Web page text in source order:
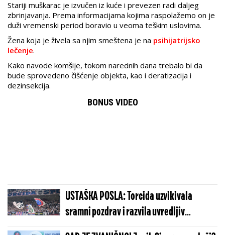
Stariji muškarac je izvučen iz kuće i prevezen radi daljeg
zbrinjavanja. Prema informacijama kojima raspolažemo on je
duži vremenski period boravio u veoma teškim uslovima.
Žena koja je živela sa njim smeštena je na psihijatrijsko
lečenje.
Kako navode komšije, tokom narednih dana trebalo bi da
bude sprovedeno čišćenje objekta, kao i deratizacija i
dezinsekcija.
BONUS VIDEO
USTAŠKA POSLA: Torcida uzvikivala
sramni pozdrav i razvila uvredljiv
transparent o Srbima i Oluji